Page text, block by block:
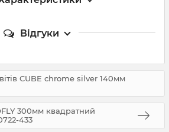
Відгуки
CUBE chrome silver 140мм
300мм квадратний
433